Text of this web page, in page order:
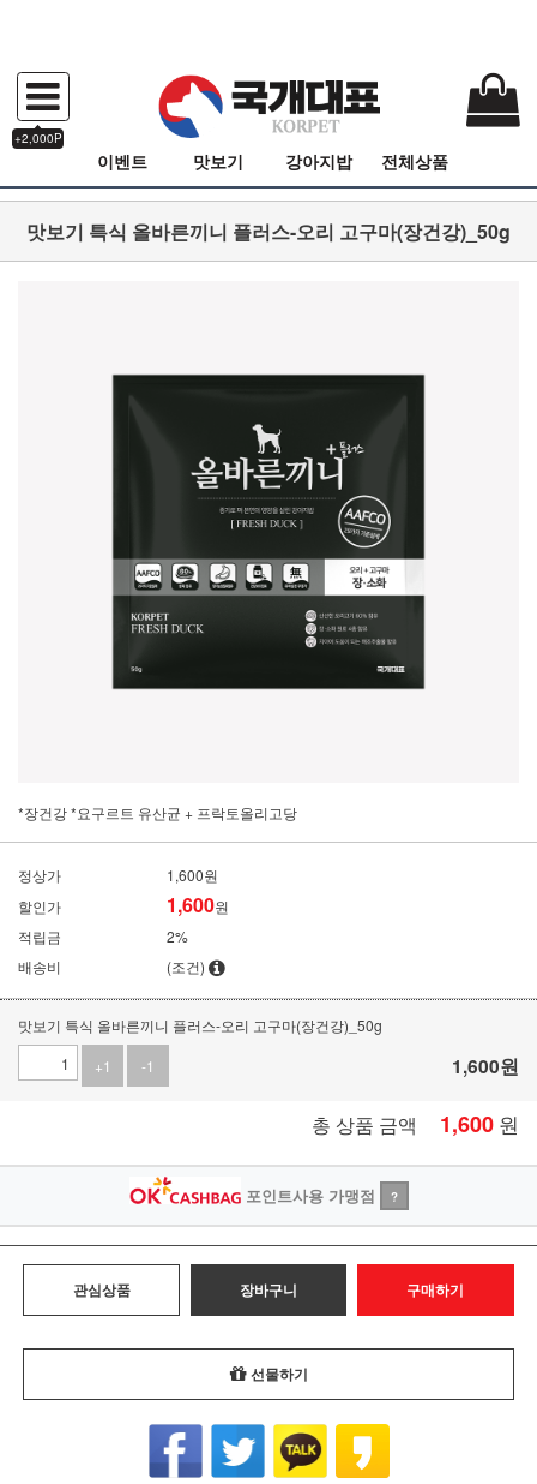
+2,000P
이벤트 맛보기 강아지밥 전체상품
맛보기 특식 올바른끼니 플러스-오리 고구마(장건강)_50g
*장건강 *요구르트 유산균 + 프락토올리고당
정상가
1,600원
할인가
1,600원
적립금
2%
배송비
(조건)
맛보기 특식 올바른끼니 플러스-오리 고구마(장건강)_50g
+1
-1 1,600원
총 상품 금액 1,600 원
포인트사용 가맹점 ?
관심상품 장바구니 구매하기
선물하기